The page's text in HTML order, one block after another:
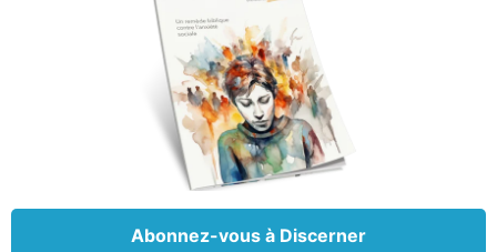
nouvelle » (Marc 1:15). À vous de décider,
maintenant, ce que vous allez faire à propos de
l’appel que Jésus vous lance.
Votre Sauveur veut que vous preniez au sérieux
l’invitation qu’Il vous donne. Il vous aime. Il aime
tout le monde. Et Il souhaite que tous soient sauvés
(Jean 3:16;1 Timothée 2:4;2 Pierre 3:9). Il ne vous
obligera pas à réagir, mais Il espère bien que vous le
Abonnez-vous à Discerner